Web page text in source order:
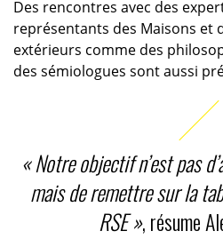
Des rencontres avec des
représentants des Maisons et
extérieurs comme des
des sémiologues sont aussi
« Notre objectif n’est pas
mais de remettre sur la
RSE », résume